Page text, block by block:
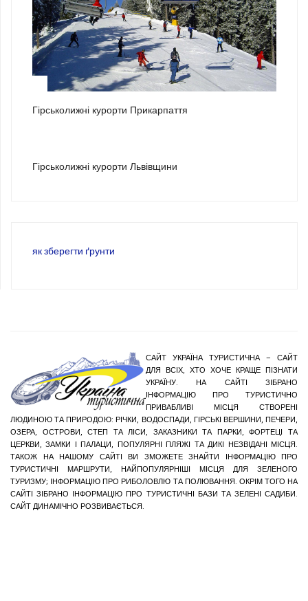
Гірськолижні курорти Прикарпаття
Гірськолижні курорти Львівщини
як зберегти ґрунти
САЙТ УКРАЇНА ТУРИСТИЧНА – САЙТ
ДЛЯ ВСІХ, ХТО ХОЧЕ КРАЩЕ ПІЗНАТИ
УКРАЇНУ. НА САЙТІ ЗІБРАНО
ІНФОРМАЦІЮ ПРО ТУРИСТИЧНО
ПРИВАБЛИВІ МІСЦЯ СТВОРЕНІ
ЛЮДИНОЮ ТА ПРИРОДОЮ: РІЧКИ, ВОДОСПАДИ, ГІРСЬКІ ВЕРШИНИ, ПЕЧЕРИ,
ОЗЕРА, ОСТРОВИ, СТЕП ТА ЛІСИ, ЗАКАЗНИКИ ТА ПАРКИ, ФОРТЕЦІ ТА
ЦЕРКВИ, ЗАМКИ І ПАЛАЦИ, ПОПУЛЯРНІ ПЛЯЖІ ТА ДИКІ НЕЗВІДАНІ МІСЦЯ.
ТАКОЖ НА НАШОМУ САЙТІ ВИ ЗМОЖЕТЕ ЗНАЙТИ ІНФОРМАЦІЮ ПРО
ТУРИСТИЧНІ МАРШРУТИ, НАЙПОПУЛЯРНІШІ МІСЦЯ ДЛЯ ЗЕЛЕНОГО
ТУРИЗМУ; ІНФОРМАЦІЮ ПРО РИБОЛОВЛЮ ТА ПОЛЮВАННЯ. ОКРІМ ТОГО НА
САЙТІ ЗІБРАНО ІНФОРМАЦІЮ ПРО ТУРИСТИЧНІ БАЗИ ТА ЗЕЛЕНІ САДИБИ.
САЙТ ДИНАМІЧНО РОЗВИВАЄТЬСЯ.